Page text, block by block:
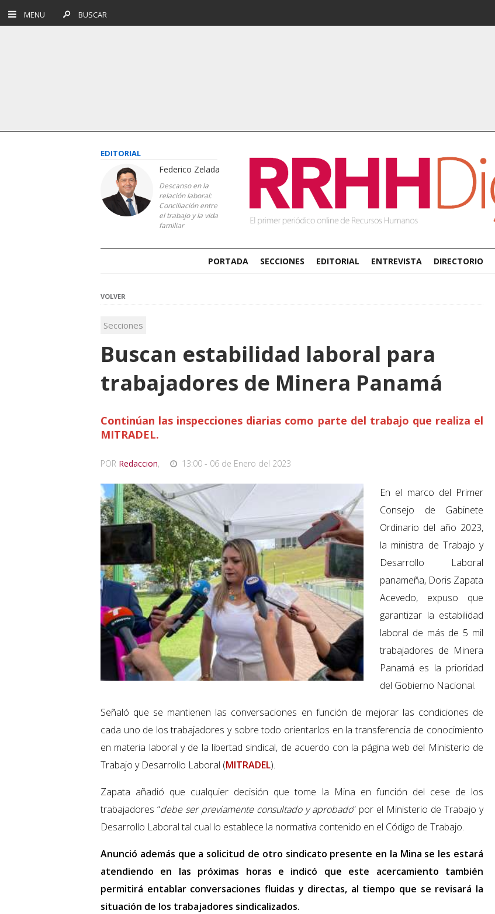
MENU BUSCAR
EDITORIAL
Federico Zelada
Descanso en la
relación laboral:
Conciliación entre
el trabajo y la vida
familiar
PORTADA SECCIONES EDITORIAL ENTREVISTA DIRECTORIO
VOLVER
Secciones
Buscan estabilidad laboral para
trabajadores de Minera Panamá
Continúan las inspecciones diarias como parte del trabajo que realiza el
MITRADEL.
POR Redaccion, 13:00 - 06 de Enero del 2023
En el marco del Primer
Consejo de Gabinete
Ordinario del año 2023,
la ministra de Trabajo y
Desarrollo Laboral
panameña, Doris Zapata
Acevedo, expuso que
garantizar la estabilidad
laboral de más de 5 mil
trabajadores de Minera
Panamá es la prioridad
del Gobierno Nacional.
Señaló que se mantienen las conversaciones en función de mejorar las condiciones de
cada uno de los trabajadores y sobre todo orientarlos en la transferencia de conocimiento
en materia laboral y de la libertad sindical, de acuerdo con la página web del Ministerio de
Trabajo y Desarrollo Laboral (MITRADEL).
Zapata añadió que cualquier decisión que tome la Mina en función del cese de los
trabajadores “debe ser previamente consultado y aprobado” por el Ministerio de Trabajo y
Desarrollo Laboral tal cual lo establece la normativa contenido en el Código de Trabajo.
Anunció además que a solicitud de otro sindicato presente en la Mina se les estará
atendiendo en las próximas horas e indicó que este acercamiento también
permitirá entablar conversaciones fluidas y directas, al tiempo que se revisará la
situación de los trabajadores sindicalizados.